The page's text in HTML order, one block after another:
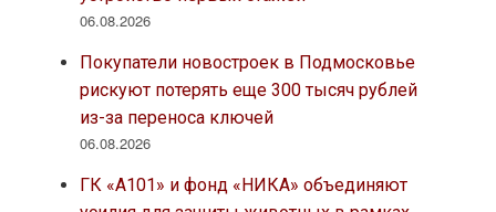
06.08.2026
Покупатели новостроек в Подмосковье
рискуют потерять еще 300 тысяч рублей
из-за переноса ключей
06.08.2026
ГК «А101» и фонд «НИКА» объединяют